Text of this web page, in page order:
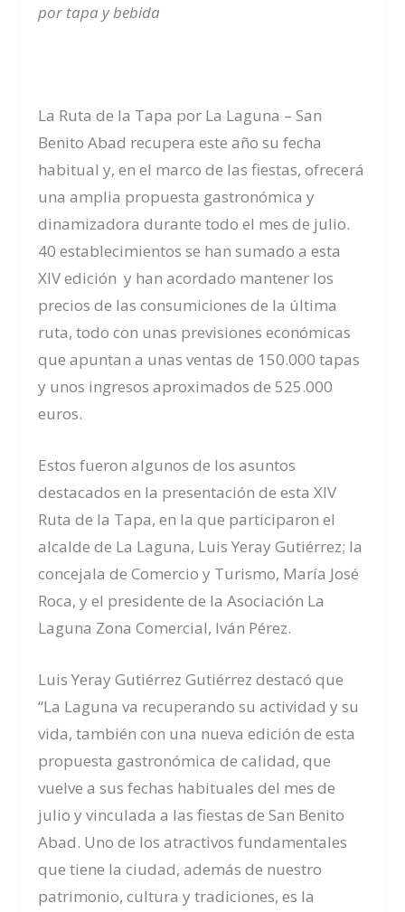
por tapa y bebida
La Ruta de la Tapa por La Laguna – San
Benito Abad recupera este año su fecha
habitual y, en el marco de las fiestas, ofrecerá
una amplia propuesta gastronómica y
dinamizadora durante todo el mes de julio.
40 establecimientos se han sumado a esta
XIV edición y han acordado mantener los
precios de las consumiciones de la última
ruta, todo con unas previsiones económicas
que apuntan a unas ventas de 150.000 tapas
y unos ingresos aproximados de 525.000
euros.
Estos fueron algunos de los asuntos
destacados en la presentación de esta XIV
Ruta de la Tapa, en la que participaron el
alcalde de La Laguna, Luis Yeray Gutiérrez; la
concejala de Comercio y Turismo, María José
Roca, y el presidente de la Asociación La
Laguna Zona Comercial, Iván Pérez.
Luis Yeray Gutiérrez Gutiérrez destacó que
“La Laguna va recuperando su actividad y su
vida, también con una nueva edición de esta
propuesta gastronómica de calidad, que
vuelve a sus fechas habituales del mes de
julio y vinculada a las fiestas de San Benito
Abad. Uno de los atractivos fundamentales
que tiene la ciudad, además de nuestro
patrimonio, cultura y tradiciones, es la